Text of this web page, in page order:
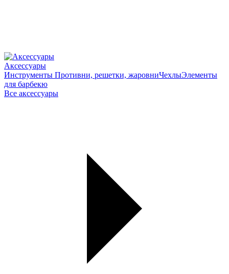
Аксессуары
Инструменты Противни, решетки, жаровниЧехлыЭлементы
для барбекю
Все аксессуары